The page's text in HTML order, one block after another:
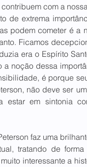
com a
de extrema
podem cometer é a
Ficamos
era o Espírito
a noção dessa
é porque
não deve ser
estar em sintonia
faz uma
tratando de
interessante a